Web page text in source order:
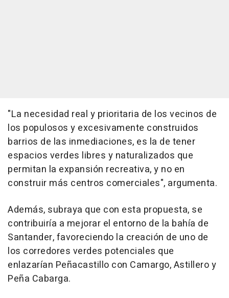
"La necesidad real y prioritaria de los vecinos de
los populosos y excesivamente construidos
barrios de las inmediaciones, es la de tener
espacios verdes libres y naturalizados que
permitan la expansión recreativa, y no en
construir más centros comerciales", argumenta.
Además, subraya que con esta propuesta, se
contribuiría a mejorar el entorno de la bahía de
Santander, favoreciendo la creación de uno de
los corredores verdes potenciales que
enlazarían Peñacastillo con Camargo, Astillero y
Peña Cabarga.